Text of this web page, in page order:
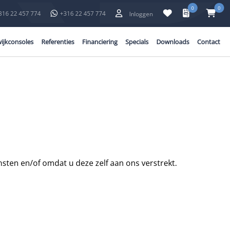
22 457 774 +316 22 457 774 Inloggen
0 0
Referenties Financiering Specials Downloads Contact
en/of omdat u deze zelf aan ons verstrekt.